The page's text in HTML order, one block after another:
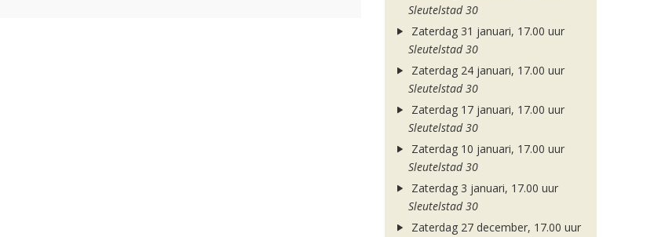
Sleutelstad 30
Zaterdag 31 januari, 17.00 uur
Sleutelstad 30
Zaterdag 24 januari, 17.00 uur
Sleutelstad 30
Zaterdag 17 januari, 17.00 uur
Sleutelstad 30
Zaterdag 10 januari, 17.00 uur
Sleutelstad 30
Zaterdag 3 januari, 17.00 uur
Sleutelstad 30
Zaterdag 27 december, 17.00 uur